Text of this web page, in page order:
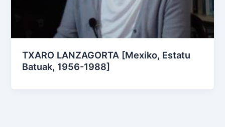
TXARO LANZAGORTA [Mexiko, Estatu
Batuak, 1956-1988]